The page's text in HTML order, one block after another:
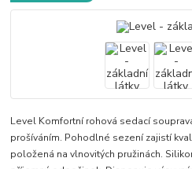
Level Komfortní rohová sedací
prošíváním. Pohodlné sezení zajistí
položená na vlnovitých pružinách.